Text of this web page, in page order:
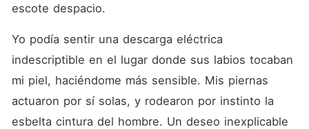
escote despacio.
Yo podía sentir una descarga eléctrica
indescriptible en el lugar donde sus labios tocaban
mi piel, haciéndome más sensible. Mis piernas
actuaron por sí solas, y rodearon por instinto la
esbelta cintura del hombre. Un deseo inexplicable